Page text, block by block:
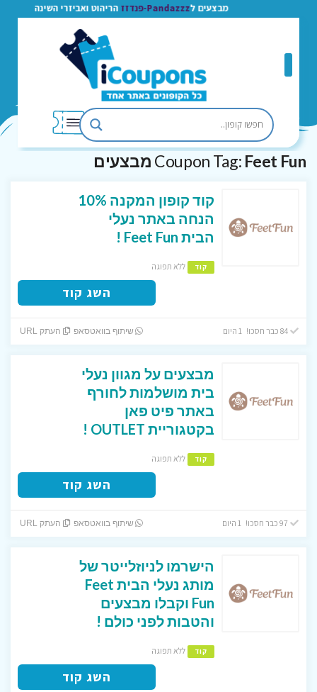
מבצעים ל Pandazzz-פנדזז הריהוט ואביזרי השינה
Coupon Tag: Feet Fun מבצעים
קוד קופון המקנה 10%
הנחה באתר נעלי
הבית Feet Fun !
קוד ללא תפוגה
השג קוד
84 כבר חסכו! 1 היום שיתוף בוואטסאפ העתק URL
מבצעים על מגוון נעלי
בית מושלמות לחורף
באתר פיט פאן
בקטגוריית OUTLET !
קוד ללא תפוגה
השג קוד
שיתוף בוואטסאפ העתק URL
הישרמו לניוזלייטר של
מותג נעלי הבית Feet
Fun וקבלו מבצעים
והטבות לפני כולם !
קוד ללא תפוגה
השג קוד